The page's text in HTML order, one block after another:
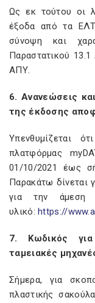
Ως εκ τούτου οι
έξοδα από τα
σύνοψη και
Παραστατικού
ΑΠΥ.
6. Ανανεώσεις
της έκδοσης
Yπενθυμίζεται
πλατφόρμας
01/10/2021 έως
Παρακάτω δίνεται
για την άμεση
υλικό:https://
7. Κωδικός
ταμειακές
Σήμερα, για
πλαστικής